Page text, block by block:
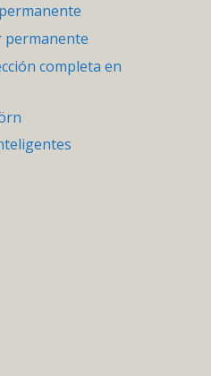
permanente
completa en